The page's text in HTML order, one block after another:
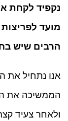
נקפיד לקחת
מועד לפריצות
הרבים שיש
אנו נתחיל את
הממשיכה את
ולאחר צעיד